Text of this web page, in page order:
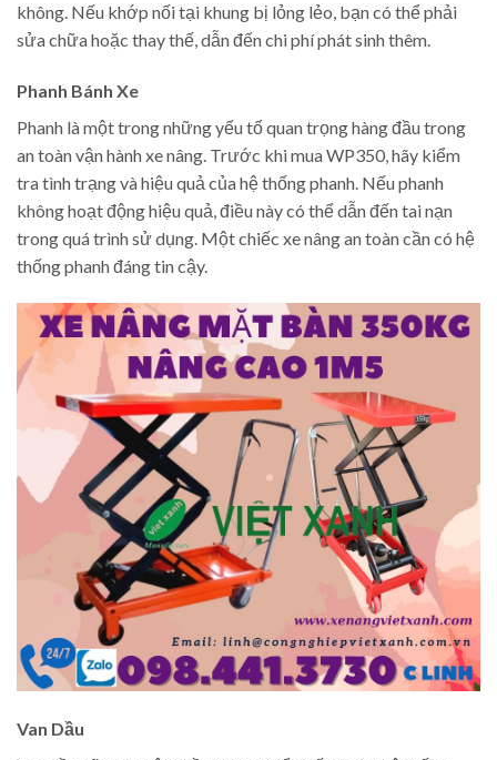
không. Nếu khớp nối tại khung bị lỏng lẻo, bạn có thể phải
sửa chữa hoặc thay thế, dẫn đến chi phí phát sinh thêm.
Phanh Bánh Xe
Phanh là một trong những yếu tố quan trọng hàng đầu trong
an toàn vận hành xe nâng. Trước khi mua WP350, hãy kiểm
tra tình trạng và hiệu quả của hệ thống phanh. Nếu phanh
không hoạt động hiệu quả, điều này có thể dẫn đến tai nạn
trong quá trình sử dụng. Một chiếc xe nâng an toàn cần có hệ
thống phanh đáng tin cậy.
Van Dầu